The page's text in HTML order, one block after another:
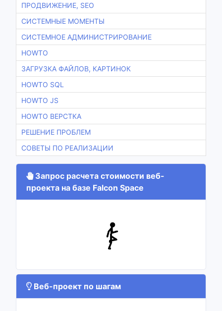
ПРОДВИЖЕНИЕ, SEO
СИСТЕМНЫЕ МОМЕНТЫ
СИСТЕМНОЕ АДМИНИСТРИРОВАНИЕ
HOWTO
ЗАГРУЗКА ФАЙЛОВ, КАРТИНОК
HOWTO SQL
HOWTO JS
HOWTO ВЕРСТКА
РЕШЕНИЕ ПРОБЛЕМ
СОВЕТЫ ПО РЕАЛИЗАЦИИ
Запрос расчета стоимости веб-
проекта на базе Falcon Space
Веб-проект по шагам